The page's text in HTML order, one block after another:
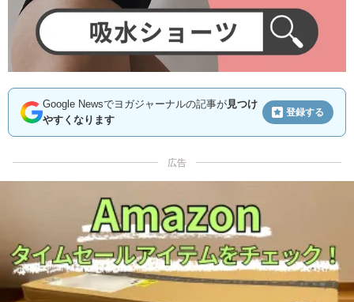
Google Newsでヨガジャーナルの記事が見つけ
やすくなります
登録する
広告